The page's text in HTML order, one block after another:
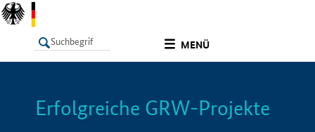
MENÜ
LISTE Info
Erfolgreiche GRW-Projekte